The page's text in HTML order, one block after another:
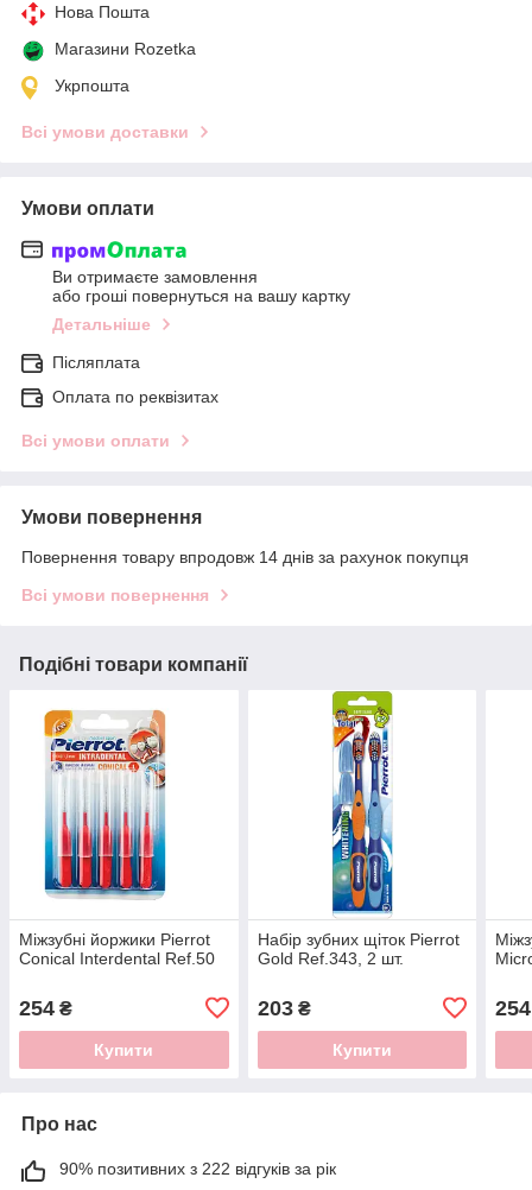
Нова Пошта
Магазини Rozetka
Укрпошта
Всі умови доставки
Умови оплати
Ви отримаєте замовлення
або гроші повернуться на вашу картку
Детальніше
Післяплата
Оплата по реквізитах
Всі умови оплати
Умови повернення
Повернення товару впродовж 14 днів за рахунок покупця
Всі умови повернення
Подібні товари компанії
Міжзубні йоржики Pierrot
Conical Interdental Ref.50
254 ₴
Купити
Набір зубних щіток Pierrot
Gold Ref.343, 2 шт.
203₴
Купити
254
Про нас
90% позитивних з 222 відгуків за рік